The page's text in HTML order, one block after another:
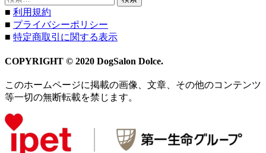
索:
■ 利用規約
■ プライバシーポリシー
■ 特定商取引に関する表示
COPYRIGHT © 2020 DogSalon Dolce.
このホームページに掲載の画像、文章、その他のコンテンツ
等一切の無断転載を禁じます。